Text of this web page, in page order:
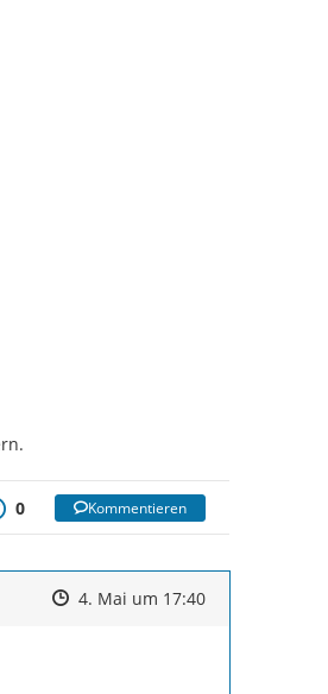
0 Kommentieren
Zeitpunkt des Erstellens
Zeitpunkt des Erstellens
4. Mai um 17:40Zur Äußerung